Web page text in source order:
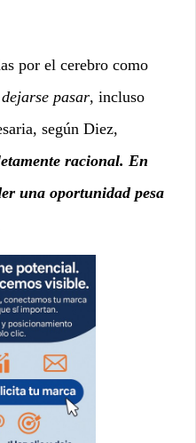
por el cerebro como
pasar, incluso
según Diez,
racional. En
una oportunidad pesa